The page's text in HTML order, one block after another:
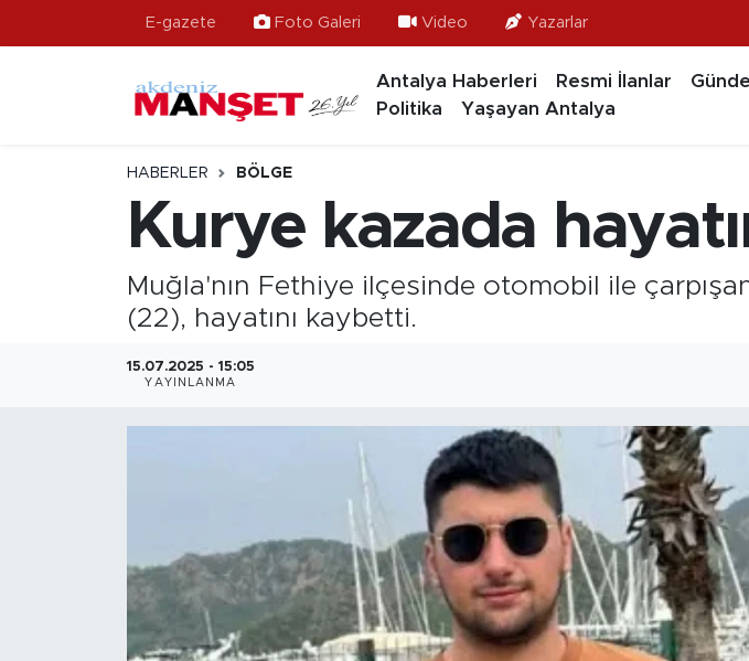
E-gazete Foto Galeri Video Yazarlar
Antalya Haberleri Resmi İlanlar
Politika
Yaşayan Antalya
HABERLER BÖLGE
Kurye kazada
Muğla'nın Fethiye ilçesinde otomobil ile
(22), hayatını kaybetti.
15.07.2025 - 15:05
YAYINLANMA
Ekonomi
Gündem
Özel Haber
Antalya Nöbetçi Eczaneler
Antalya Trafik Yoğunluk Haritası
Süper Lig Puan Durumu ve Fikstür
Tüm Manşetler